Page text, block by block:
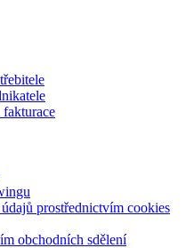
prostřednictvím cookies
obchodních sdělení